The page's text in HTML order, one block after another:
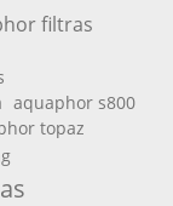
filtras
aquaphor s800
topaz